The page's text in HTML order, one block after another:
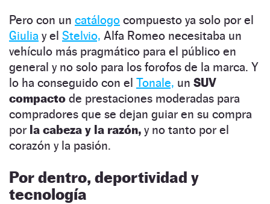
Pero con un catálogo compuesto ya solo por el
Giulia y el Stelvio, Alfa Romeo necesitaba un
vehículo más pragmático para el público en
general y no solo para los forofos de la marca. Y
lo ha conseguido con el Tonale, un SUV
compacto de prestaciones moderadas para
compradores que se dejan guiar en su compra
por la cabeza y la razón, y no tanto por el
corazón y la pasión.
Por dentro, deportividad y
tecnología